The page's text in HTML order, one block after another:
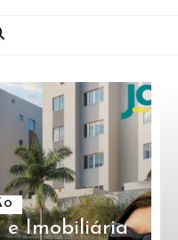
e Imobiliária